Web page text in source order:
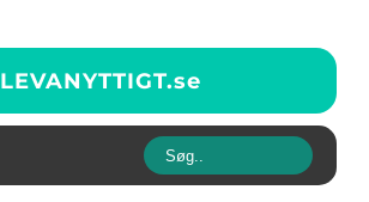
LEVANYTTIGT.se